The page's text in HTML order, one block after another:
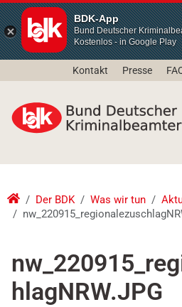
BDK-App
Bund Deutscher
Kostenlos - in Google Play
Kontakt Presse
Der BDK Was wir tun
hlagNRW.JPG